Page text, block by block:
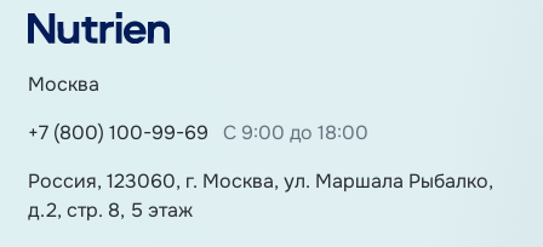
Москва
+7 (800) 100-99-69
С 9:00 до 18:00
Россия, 123060, г. Москва, ул. Маршала Рыбалко,
д.2, стр. 8, 5 этаж